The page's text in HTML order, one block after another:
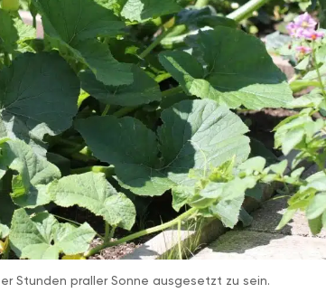
Stunden praller Sonne ausgesetzt zu sein.